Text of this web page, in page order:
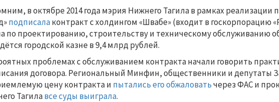
в октябре 2014 года мэрия Нижнего Тагила в рамках реализации
подписалаконтракт с холдингом «Швабе» (входит в госкорпорацию
по проектированию, строительству и техническому обслуживанию
городской казне в 9,4 млрд рублей.
проблемах с обслуживанием контракта начали говорить
договора. Региональный Минфин, общественники и депутаты
цену контракта и пытались его обжаловатьчерез ФАС и
Тагилавсе суды выиграла.